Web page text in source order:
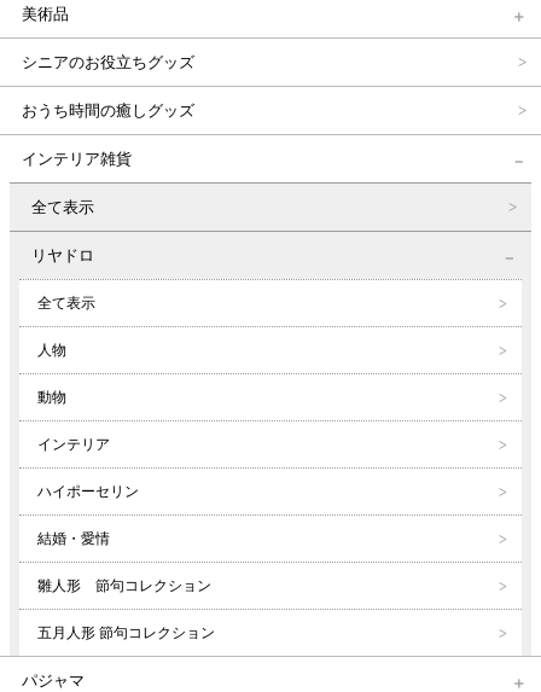
美術品
シニアのお役立ちグッズ
おうち時間の癒しグッズ
インテリア雑貨
全て表示
リヤドロ
全て表示
人物
動物
インテリア
ハイポーセリン
結婚・愛情
雛人形 節句コレクション
五月人形 節句コレクション
パジャマ